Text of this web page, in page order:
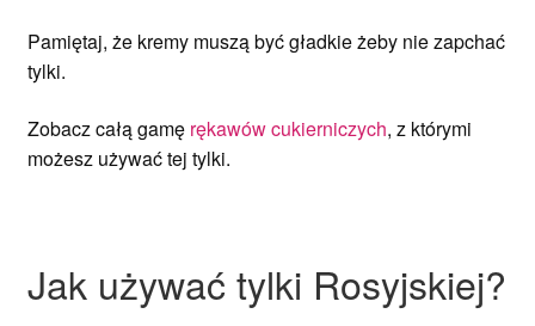
Pamiętaj, że kremy muszą być gładkie żeby nie zapchać
tylki.
Zobacz całą gamę rękawów cukierniczych, z którymi
możesz używać tej tylki.
Jak używać tylki Rosyjskiej?